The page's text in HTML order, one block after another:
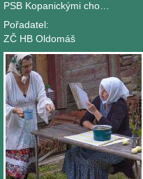
PSB Kopanickými chodníčky - turnus B
Pořadatel:
ZČ HB Oldomáš